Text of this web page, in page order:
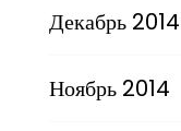
Декабрь 2014
Ноябрь 2014